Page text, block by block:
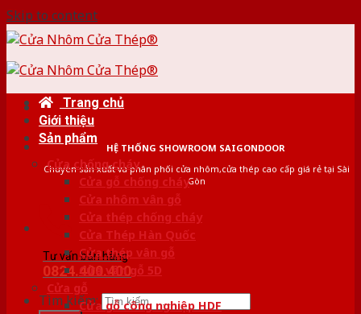
Skip to content
HỆ THỐNG SHOWROOM SAIGONDOOR
Chuyên sản xuất và phân phối cửa nhôm,cửa thép cao cấp giá rẻ tại Sài
Gòn
Tư vấn bán hàng
0824.400.400
Tìm kiếm:
Trang chủ
Giới thiệu
Sản phẩm
Cửa chống cháy
Cửa gỗ chống cháy
Cửa nhôm vân gỗ
Cửa thép chống cháy
Cửa Thép Hàn Quốc
Cửa thép vân gỗ
Cửa vân gỗ 5D
Cửa gỗ
Cửa gỗ công nghiệp HDF